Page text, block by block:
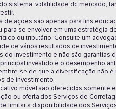
sistema, volatilidade do mercado,
ações são apenas para fins
se envolver em uma estratégia
ou tributário. Consulte um
de vários resultados de
investimento e não são garantias
investido e o desempenho
se de que a diversificação não
de investimento.
móvel são oferecidos somente
ou oferta dos Serviços de
limitar a disponibilidade dos